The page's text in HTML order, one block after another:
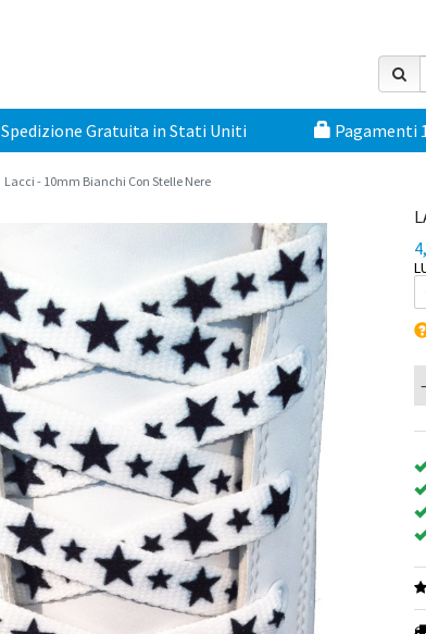
Spedizione Gratuita in Stati Uniti Pagamenti
Lacci - 10mm Bianchi Con Stelle Nere